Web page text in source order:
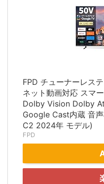
FPD チューナーレス
ネット動画対応 スマ
Dolby Vision Dolby
Google Cast内蔵 音
C2 2024年 モデル)
FPD